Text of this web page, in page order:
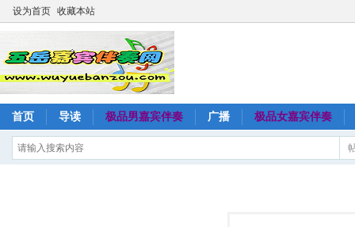
设为首页 收藏本站
首页 导读 极品男嘉宾伴奏 广播 极品女嘉宾伴奏